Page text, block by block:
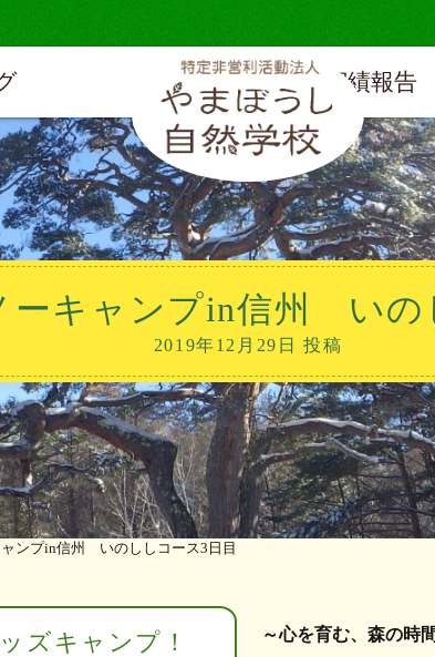
実績報告
ーキャンプin信州 いの
2019年12月29日 投稿
ンプin信州 いのししコース3日目
ズキャンプ！ ～心を育む、森の